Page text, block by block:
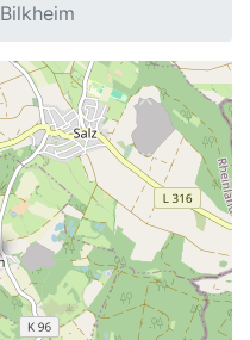
Bilkheim